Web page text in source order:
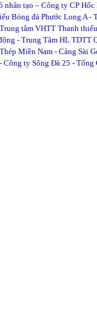
nhân tạo – Công ty CP
Bóng đá Phước Long A -
tâm VHTT Thanh
- Trung Tâm HL TDTT
Miền Nam - Cảng Sài
Công ty Sông Đà 25 -